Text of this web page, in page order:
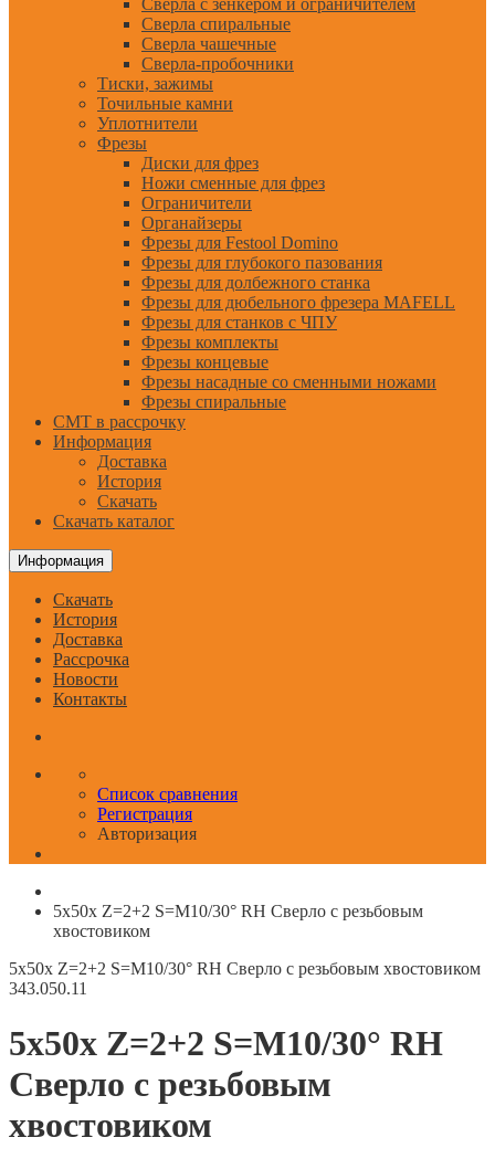
Сверла с зенкером и ограничителем
Сверла спиральные
Сверла чашечные
Сверла-пробочники
Тиски, зажимы
Точильные камни
Уплотнители
Фрезы
Диски для фрез
Ножи сменные для фрез
Ограничители
Органайзеры
Фрезы для Festool Domino
Фрезы для глубокого пазования
Фрезы для долбежного станка
Фрезы для дюбельного фрезера MAFELL
Фрезы для станков с ЧПУ
Фрезы комплекты
Фрезы концевые
Фрезы насадные со сменными ножами
Фрезы спиральные
CMT в рассрочку
Информация
Доставка
История
Скачать
Скачать каталог
Информация
Скачать
История
Доставка
Рассрочка
Новости
Контакты
Список сравнения
Регистрация
Авторизация
5x50x Z=2+2 S=M10/30° RH Сверло с резьбовым
хвостовиком
5x50x Z=2+2 S=M10/30° RH Сверло с резьбовым хвостовиком
343.050.11
5x50x Z=2+2 S=M10/30° RH
Сверло с резьбовым
хвостовиком